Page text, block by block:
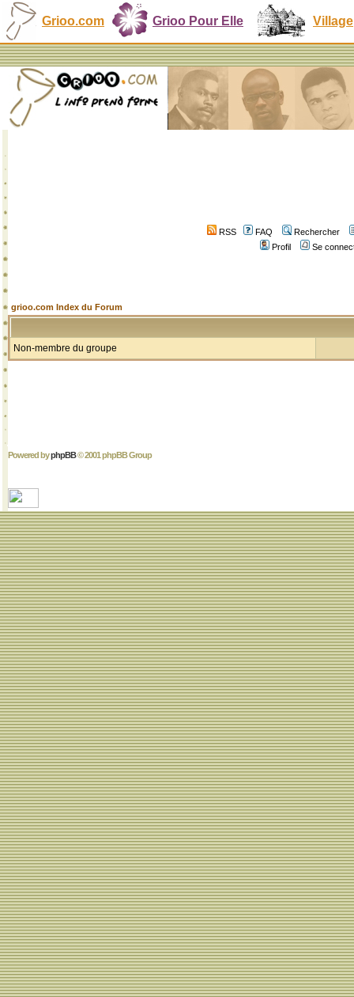
Grioo.com Grioo Pour Elle Village
RSS FAQ
Rechercher
Profil
Se
grioo.com Index du Forum
Non-membre du groupe
Powered byphpBB© 2001 phpBB Group